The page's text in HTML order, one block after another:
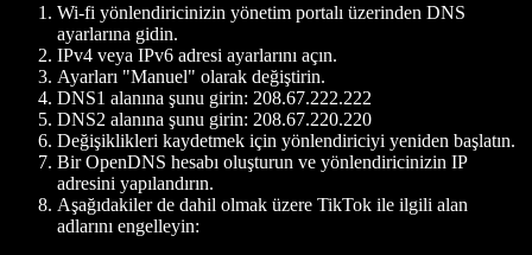
Wi-fi yönlendiricinizin yönetim portalı üzerinden DNS
ayarlarına gidin.
IPv4 veya IPv6 adresi ayarlarını açın.
Ayarları "Manuel" olarak değiştirin.
DNS1 alanına şunu girin: 208.67.222.222
DNS2 alanına şunu girin: 208.67.220.220
Değişiklikleri kaydetmek için yönlendiriciyi yeniden başlatın.
Bir OpenDNS hesabı oluşturun ve yönlendiricinizin IP
adresini yapılandırın.
Aşağıdakiler de dahil olmak üzere TikTok ile ilgili alan
adlarını engelleyin: